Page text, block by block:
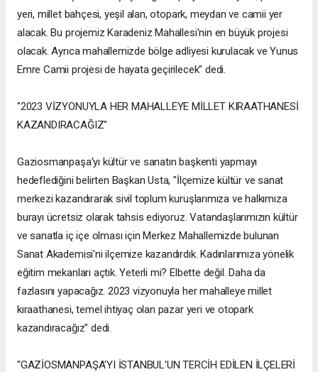
yeri, millet bahçesi, yeşil alan, otopark, meydan ve camii yer
alacak. Bu projemiz Karadeniz Mahallesi'nin en büyük projesi
olacak. Ayrıca mahallemizde bölge adliyesi kurulacak ve Yunus
Emre Camii projesi de hayata geçirilecek" dedi.
"2023 VİZYONUYLA HER MAHALLEYE MİLLET KIRAATHANESİ
KAZANDIRACAĞIZ"
Gaziosmanpaşa'yı kültür ve sanatın başkenti yapmayı
hedeflediğini belirten Başkan Usta, "İlçemize kültür ve sanat
merkezi kazandırarak sivil toplum kuruşlarımıza ve halkımıza
burayı ücretsiz olarak tahsis ediyoruz. Vatandaşlarımızın kültür
ve sanatla iç içe olması için Merkez Mahallemizde bulunan
Sanat Akademisi'ni ilçemize kazandırdık. Kadınlarımıza yönelik
eğitim mekanları açtık. Yeterli mi? Elbette değil. Daha da
fazlasını yapacağız. 2023 vizyonuyla her mahalleye millet
kıraathanesi, temel ihtiyaç olan pazar yeri ve otopark
kazandıracağız" dedi.
"GAZİOSMANPAŞA'YI İSTANBUL'UN TERCİH EDİLEN İLÇELERİ